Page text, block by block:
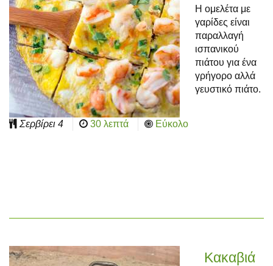
Η ομελέτα με
γαρίδες είναι
παραλλαγή
ισπανικού
πιάτου για ένα
γρήγορο αλλά
γευστικό πιάτο.
Σερβίρει 4 30 λεπτά Εύκολο
Κακαβιά